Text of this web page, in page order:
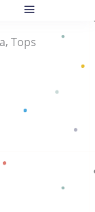
, Tops